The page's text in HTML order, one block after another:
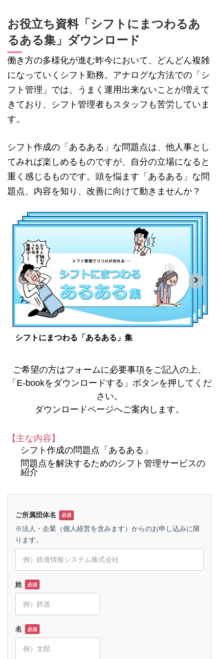
お役立ち資料「シフトにまつわるあ
るある集」ダウンロード
働き方の多様化が進む昨今において、どんどん複雑
になっていくシフト勤務。アナログな方法での「シ
フト管理」では、うまく運用出来ないことが増えて
きており、シフト管理者もスタッフも苦労していま
す。
シフト作成の「あるある」な問題点は、他人事とし
てみれば楽しめるものですが、自分の立場になると
重く感じるものです。 頭を悩ます「あるある」な問
題点、内容を知り、改善に向けて動きませんか？
シフトにまつわる「あるある」集
ご希望の方はフォームに必要事項をご記入の上、
「E-bookをダウンロードする」ボタンを押してくだ
さい。
ダウンロードページへご案内します。
【主な内容】
シフト作成の問題点「あるある」
問題点を解決するためのシフト管理サービスの
紹介
ご所属団体名
※法人・企業（個人経営を含みます）からのお申し込みに限
ります。
姓
名